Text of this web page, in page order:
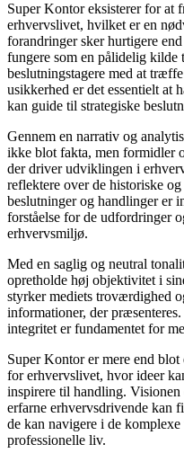
Super Kontor eksisterer for at
erhvervslivet, hvilket er en
forandringer sker hurtigere
fungere som en pålidelig
beslutningstagere med at
usikkerhed er det essentielt at
kan guide til strategiske
Gennem en narrativ og
ikke blot fakta, men formidler
der driver udviklingen i
reflektere over de historiske
beslutninger og handlinger er
forståelse for de udfordringer
erhvervsmiljø.
Med en saglig og neutral
opretholde høj objektivitet i
styrker mediets troværdighed
informationer, der
integritet er fundamentet for
Super Kontor er mere end
for erhvervslivet, hvor ideer
inspirere til handling. Visionen
erfarne erhvervsdrivende kan
de kan navigere i de
professionelle liv.